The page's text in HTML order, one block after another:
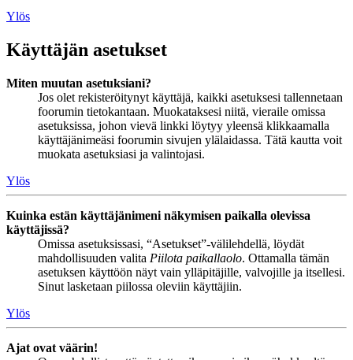
Ylös
Käyttäjän asetukset
Miten muutan asetuksiani?
Jos olet rekisteröitynyt käyttäjä, kaikki asetuksesi tallennetaan
foorumin tietokantaan. Muokataksesi niitä, vieraile omissa
asetuksissa, johon vievä linkki löytyy yleensä klikkaamalla
käyttäjänimeäsi foorumin sivujen ylälaidassa. Tätä kautta voit
muokata asetuksiasi ja valintojasi.
Ylös
Kuinka estän käyttäjänimeni näkymisen paikalla olevissa
käyttäjissä?
Omissa asetuksissasi, “Asetukset”-välilehdellä, löydät
mahdollisuuden valita Piilota paikallaolo. Ottamalla tämän
asetuksen käyttöön näyt vain ylläpitäjille, valvojille ja itsellesi.
Sinut lasketaan piilossa oleviin käyttäjiin.
Ylös
Ajat ovat väärin!